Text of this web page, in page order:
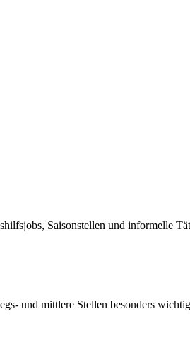
Saisonstellen und informelle
und mittlere Stellen besonders